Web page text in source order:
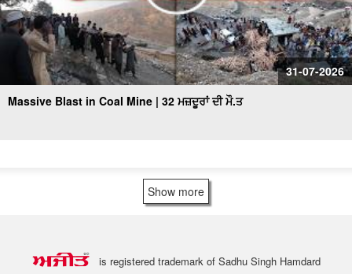
31-07-2026
Massive Blast in Coal Mine | 32 ਮਜ਼ਦੂਰਾਂ ਦੀ ਮੌ.ਤ
Show more
is registered trademark of Sadhu Singh Hamdard